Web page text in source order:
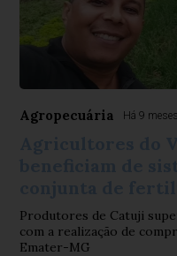
Agropecuária Há 9 meses
Produtores de Catuji
com a realização de
Emater-MG